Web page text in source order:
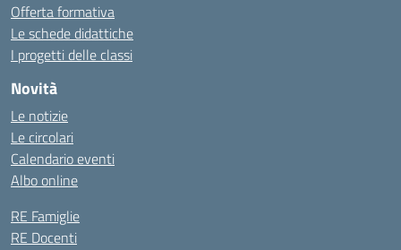
Offerta formativa
Le schede didattiche
I progetti delle classi
Novità
Le notizie
Le circolari
Calendario eventi
Albo online
RE Famiglie
RE Docenti